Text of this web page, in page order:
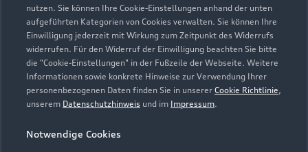
nutzen. Sie können Ihre Cookie-Einstellungen anhand der unten
aufgeführten Kategorien von Cookies verwalten. Sie können Ihre
Einwilligung jederzeit mit Wirkung zum Zeitpunkt des Widerrufs
widerrufen. Für den Widerruf der Einwilligung beachten Sie bitte
die "Cookie-Einstellungen" in der Fußzeile der Webseite. Weitere
Informationen sowie konkrete Hinweise zur Verwendung Ihrer
personenbezogenen Daten finden Sie in unserer Cookie Richtlinie,
unserem Datenschutzhinweis und im Impressum.
Notwendige Cookies
Plug-in-Hybride
Gebrauchtwagen
Geschäftskunden
Saisonale Angebote
Audi Services
Garantie
Audi digital services
Support
Kundenservice
Händlersuche
Audi Code
Häufige Fragen (FAQ)
Über Audi
Unternehmen